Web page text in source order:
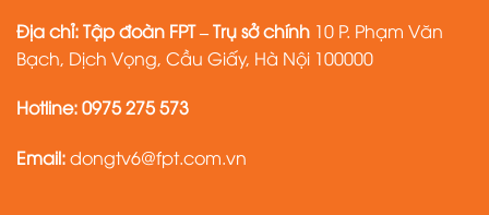
Địa chỉ:Tập đoàn FPT – Trụ sở chính 10 P. Phạm Văn
Bạch, Dịch Vọng, Cầu Giấy, Hà Nội 100000
Hotline:0975 275 573
Email:dongtv6@fpt.com.vn